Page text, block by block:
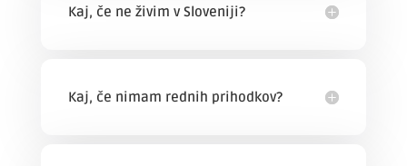
Kaj, če ne živim v Sloveniji?
Kaj, če nimam rednih prihodkov?